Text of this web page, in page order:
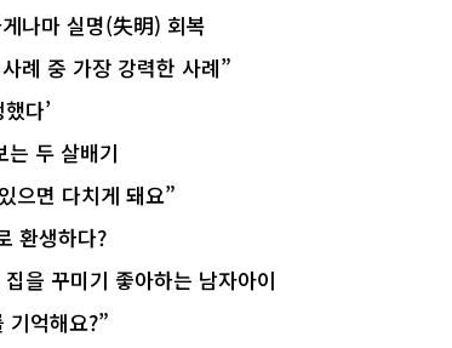
나마 실명(失明) 회복
례 중 가장 강력한 사례”
다’
두 살배기
으면 다치게 돼요”
환생하다?
을 꾸미기 좋아하는 남자아이
기억해요?”